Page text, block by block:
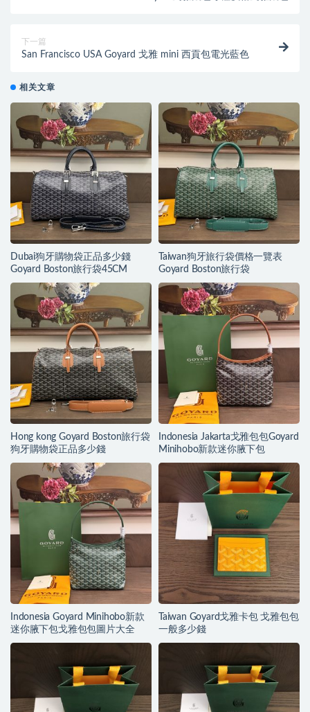
下一篇
San Francisco USA Goyard 戈雅 mini 西貢包電光藍色
相关文章
Dubai狗牙購物袋正品多少錢
Goyard Boston旅行袋45CM
Taiwan狗牙旅行袋價格一覽表
Goyard Boston旅行袋
Hong kong Goyard Boston旅行袋
狗牙購物袋正品多少錢
Indonesia Jakarta戈雅包包Goyard
Minihobo新款迷你腋下包
Indonesia Goyard Minihobo新款
迷你腋下包戈雅包包圖片大全
Taiwan Goyard戈雅卡包 戈雅包包
一般多少錢